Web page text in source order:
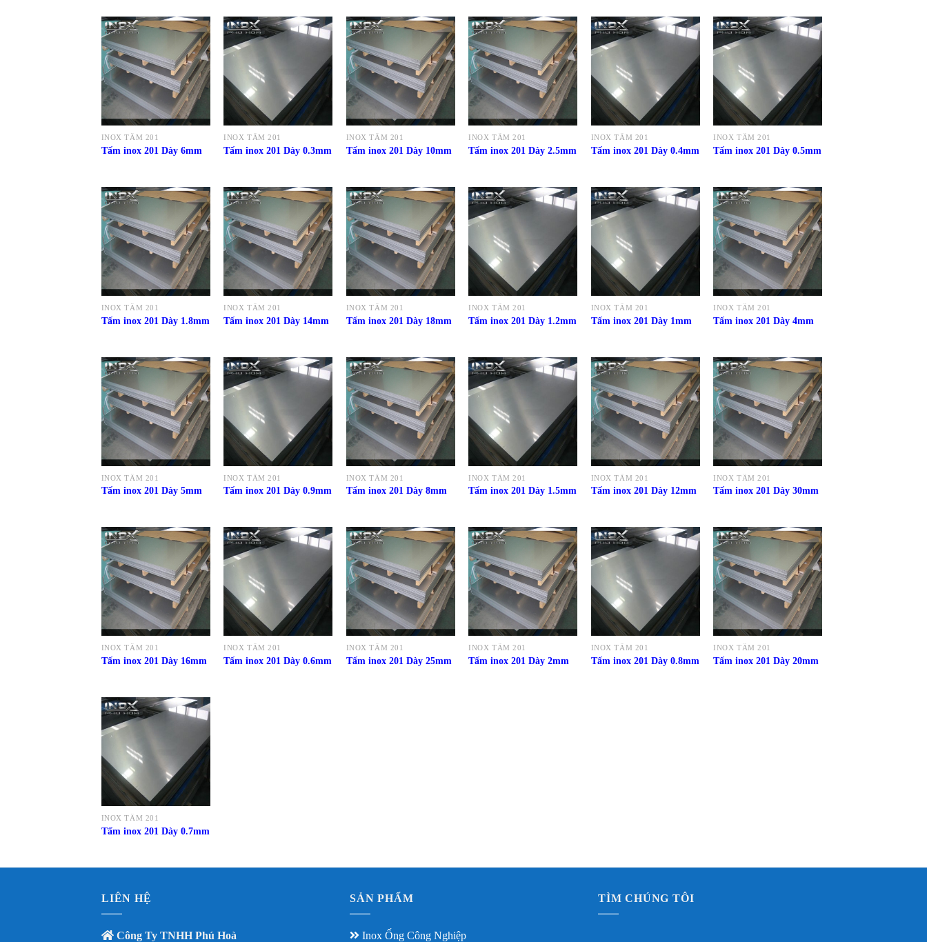
INOX TẤM 201
Tấm inox 201 Dày 6mm
INOX TẤM 201
Tấm inox 201 Dày 0.3mm
INOX TẤM 201
Tấm inox 201 Dày 10mm
INOX TẤM 201
Tấm inox 201 Dày 2.5mm
INOX TẤM 201
Tấm inox 201 Dày 0.4mm
INOX TẤM 201
Tấm inox 201 Dày 0.5mm
INOX TẤM 201
Tấm inox 201 Dày 1.8mm
INOX TẤM 201
Tấm inox 201 Dày 14mm
INOX TẤM 201
Tấm inox 201 Dày 18mm
INOX TẤM 201
Tấm inox 201 Dày 1.2mm
INOX TẤM 201
Tấm inox 201 Dày 1mm
INOX TẤM 201
Tấm inox 201 Dày 4mm
INOX TẤM 201
Tấm inox 201 Dày 5mm
INOX TẤM 201
Tấm inox 201 Dày 0.9mm
INOX TẤM 201
Tấm inox 201 Dày 8mm
INOX TẤM 201
Tấm inox 201 Dày 1.5mm
INOX TẤM 201
Tấm inox 201 Dày 12mm
INOX TẤM 201
Tấm inox 201 Dày 30mm
INOX TẤM 201
Tấm inox 201 Dày 16mm
INOX TẤM 201
Tấm inox 201 Dày 0.6mm
INOX TẤM 201
Tấm inox 201 Dày 25mm
INOX TẤM 201
Tấm inox 201 Dày 2mm
INOX TẤM 201
Tấm inox 201 Dày 0.8mm
INOX TẤM 201
Tấm inox 201 Dày 20mm
INOX TẤM 201
Tấm inox 201 Dày 0.7mm
LIÊN HỆ
Công Ty TNHH Phú Hoà
SẢN PHẨM
Inox Ống Công Nghiệp
TÌM CHÚNG TÔI